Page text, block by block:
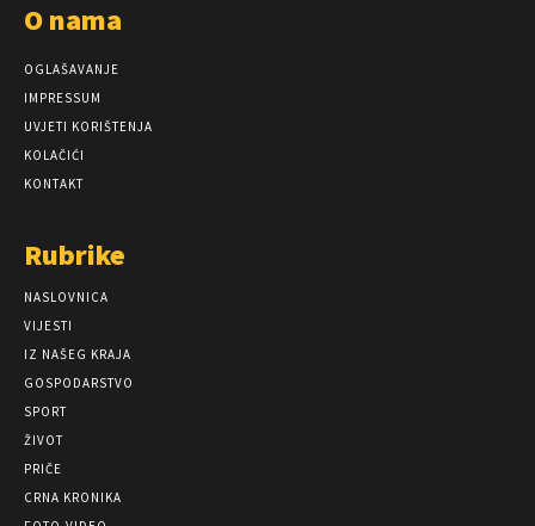
O nama
OGLAŠAVANJE
IMPRESSUM
UVJETI KORIŠTENJA
KOLAČIĆI
KONTAKT
Rubrike
NASLOVNICA
VIJESTI
IZ NAŠEG KRAJA
GOSPODARSTVO
SPORT
ŽIVOT
PRIČE
CRNA KRONIKA